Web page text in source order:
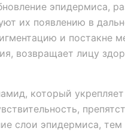
эпидермиса,
их появлению в
и постакне
возвращает лицу
который
слои эпидермиса,